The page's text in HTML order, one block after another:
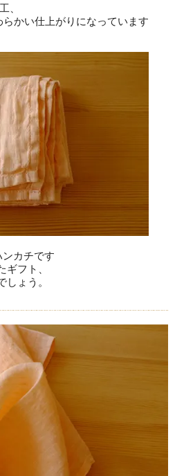
、
かい仕上がりになっています
カチです
フト、
ょう。